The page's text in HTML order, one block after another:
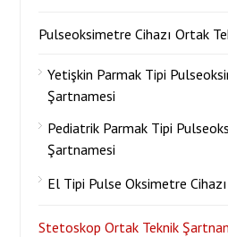
Pulseoksimetre Cihazı Ortak
Yetişkin Parmak Tipi
Şartnamesi
Pediatrik Parmak Tipi
Şartnamesi
El Tipi Pulse Oksimetre
Stetoskop Ortak Teknik